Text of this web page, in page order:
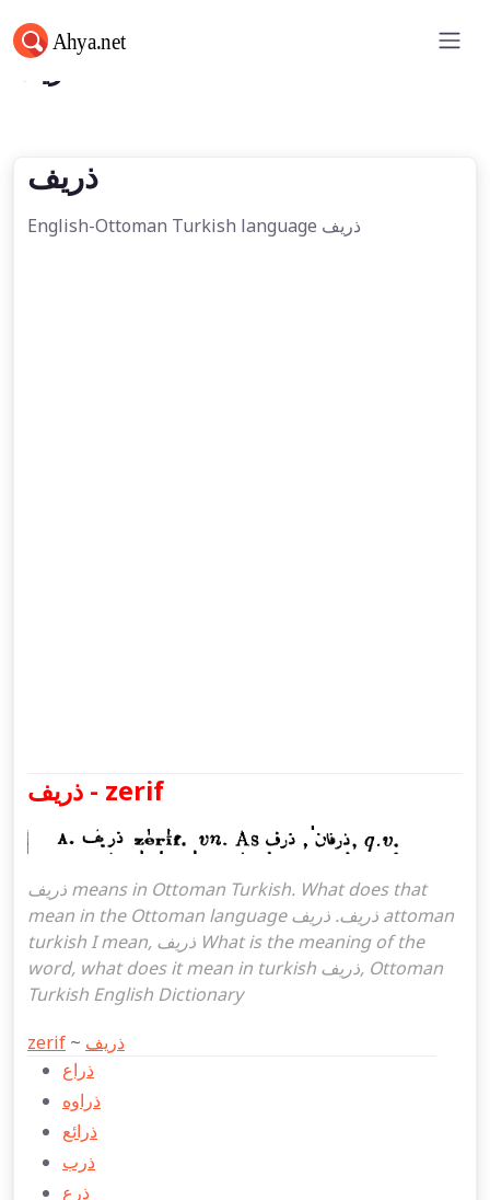
ذريف
ذريف
English-Ottoman Turkish language ذريف
ذريف - zerif
ذريف means in Ottoman Turkish. What does that
mean in the Ottoman language ذريف. ذريف attoman
turkish I mean, ذريف What is the meaning of the
word, what does it mean in turkish ذريف, Ottoman
Turkish English Dictionary
zerif ~ ذريف
ذراع
ذراوه
ذرائع
ذرب
ذرع